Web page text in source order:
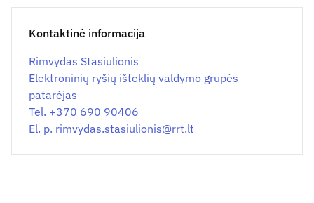
Kontaktinė informacija
Rimvydas Stasiulionis
Elektroninių ryšių išteklių valdymo grupės
patarėjas
Tel. +370 690 90406
El. p. rimvydas.stasiulionis@rrt.lt